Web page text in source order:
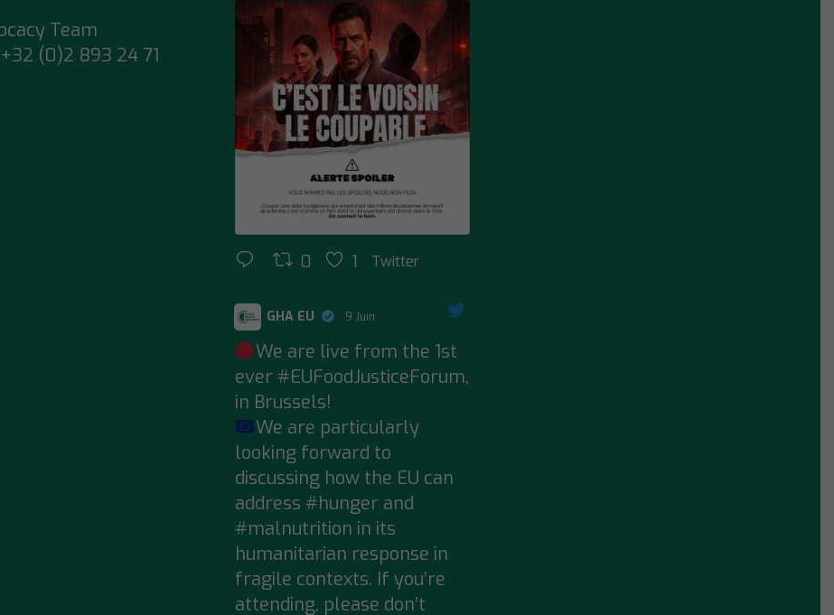
Team
+32 (0)2 893 24 71
0 1 Twitter
;
GHA EU 9 Juin
We are live from the 1st
ever#EUFoodJusticeForum,
in Brussels!
We are particularly
looking forward to
discussing how the EU can
address #hungerand
#malnutrition in its
humanitarian response in
fragile contexts. If you’re
attending, please don’t